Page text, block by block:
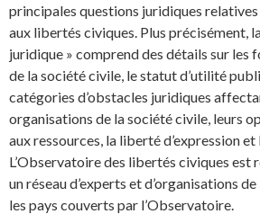
principales questions juridiques
aux libertés civiques. Plus précisément,
juridique » comprend des détails sur les
de la société civile, le statut d’utilité
catégories d’obstacles juridiques
organisations de la société civile, leurs
aux ressources, la liberté d’expression
L’Observatoire des libertés civiques est
un réseau d’experts et d’organisations
les pays couverts par l’Observatoire.